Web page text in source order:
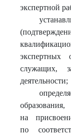
экспертной
экспертных
служащих,
деятельности;
на
по